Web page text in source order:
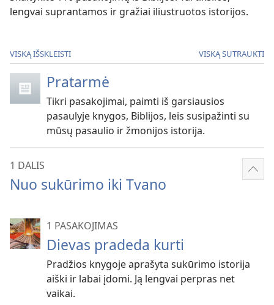
lengvai suprantamos ir gražiai iliustruotos istorijos.
VISKĄ IŠSKLEISTI VISKĄ SUTRAUKTI
Pratarmė
Tikri pasakojimai, paimti iš garsiausios
pasaulyje knygos, Biblijos, leis susipažinti su
mūsų pasaulio ir žmonijos istorija.
1 DALIS
Nuo sukūrimo iki Tvano
1 PASAKOJIMAS
Dievas pradeda kurti
Pradžios knygoje aprašyta sukūrimo istorija
aiški ir labai įdomi. Ją lengvai perpras net
vaikai.